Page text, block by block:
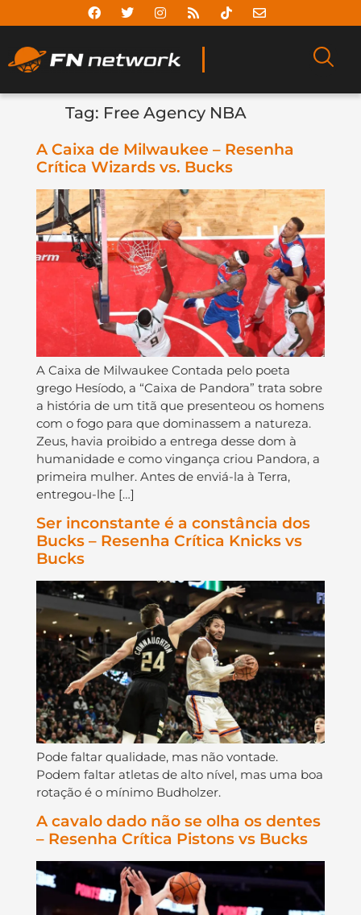
Tag: Free Agency NBA
A Caixa de Milwaukee – Resenha
Crítica Wizards vs. Bucks
A Caixa de Milwaukee Contada pelo poeta
grego Hesíodo, a “Caixa de Pandora” trata sobre
a história de um titã que presenteou os homens
com o fogo para que dominassem a natureza.
Zeus, havia proibido a entrega desse dom à
humanidade e como vingança criou Pandora, a
primeira mulher. Antes de enviá-la à Terra,
entregou-lhe […]
Ser inconstante é a constância dos
Bucks – Resenha Crítica Knicks vs
Bucks
Pode faltar qualidade, mas não vontade.
Podem faltar atletas de alto nível, mas uma boa
rotação é o mínimo Budholzer.
A cavalo dado não se olha os dentes
– Resenha Crítica Pistons vs Bucks